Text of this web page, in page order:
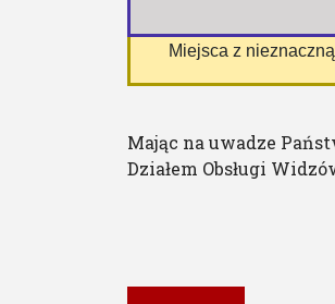
Miejsca z
Mając na uwadze
Działem Obsługi